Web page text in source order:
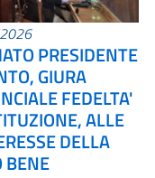
PRESIDENTE
GIURA
FEDELTA'
ALLE
DELLA
BENE